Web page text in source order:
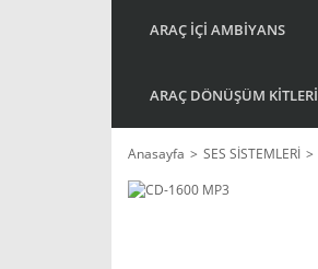
ARAÇ İÇİ AMBİYANS
ARAÇ DÖNÜŞÜM KİTLERİ
Anasayfa SES SİSTEMLERİ